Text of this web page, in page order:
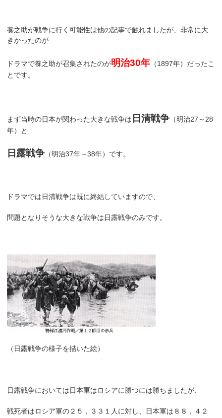
養之助が戦争に行く可能性は他の記事で触れましたが、非常に大
きかったのが
ドラマで養之助が召集されたのが明治30年 （1897年）だったこ
とです。
まず当時の日本が関わった大きな戦争は 日清戦争 （明治27～28
年）と
日露戦争 （明治37年～38年）です。
ドラマでは日清戦争は既に終結していますので、
問題となりそうな大きな戦争は日露戦争のみです。
（日露戦争の様子を描いた絵）
日露戦争においては日本軍はロシアに勝つには勝ちましたが、
戦死者はロシア軍の２５，３３１人に対し、日本軍は８８，４２